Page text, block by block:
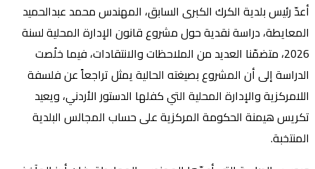
أعدّ رئيس بلدية الكرك الكبرى السابق، المهندس محمد عبدالحميد
المعايطة، دراسة نقدية حول مشروع قانون الإدارة المحلية لسنة
2026، متضمّنا العديد من الملاحظات والانتقادات، فيما خلُصت
الدراسة إلى أن المشروع بصيغته الحالية يمثل تراجعاً عن فلسفة
اللامركزية والإدارة المحلية التي كفلها الدستور الأردني، ويعيد
تكريس هيمنة الحكومة المركزية على حساب المجالس البلدية
المنتخبة.